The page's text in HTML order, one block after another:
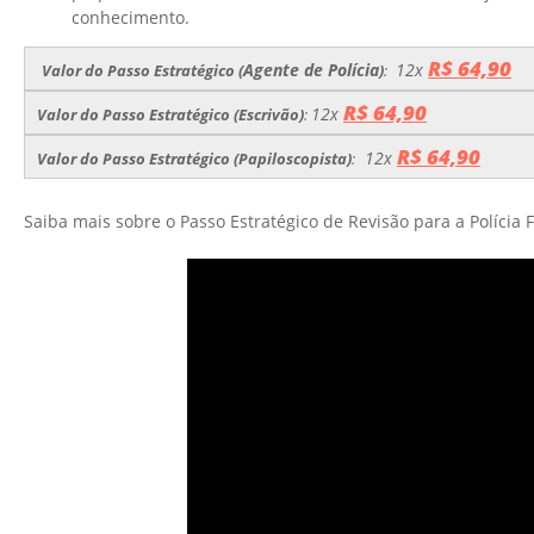
conhecimento.
Valor do Passo Estratégico (Agente de Polícia): 12x R$ 64,90
Valor do Passo Estratégico (Escrivão): 12x R$ 64,90
Valor do Passo Estratégico (Papiloscopista): 12x R$ 64,90
Saiba mais sobre o Passo Estratégico de Revisão para a Polícia